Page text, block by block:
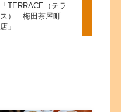
「TERRACE（テラ
ス） 梅田茶屋町
店」